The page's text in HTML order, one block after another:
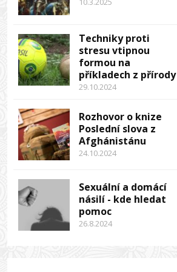
Techniky proti
stresu vtipnou
formou na
příkladech z přírody
29.10.2024
Rozhovor o knize
Poslední slova z
Afghánistánu
24.10.2024
Sexuální a domácí
násilí - kde hledat
pomoc
26.8.2024